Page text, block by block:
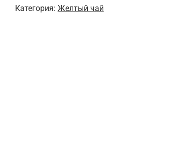
Категория: Желтый чай